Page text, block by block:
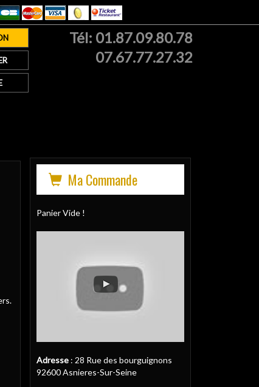
Tél: 01.87.09.80.78
07.67.77.27.32
Ma Commande
Panier Vide !
Adresse : 28 Rue des bourguignons
92600 Asnieres-Sur-Seine